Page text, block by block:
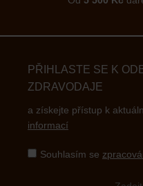
PŘIHLASTE SE K
ZDRAVODAJE
a získejte přístup k
informací
Souhlasím se